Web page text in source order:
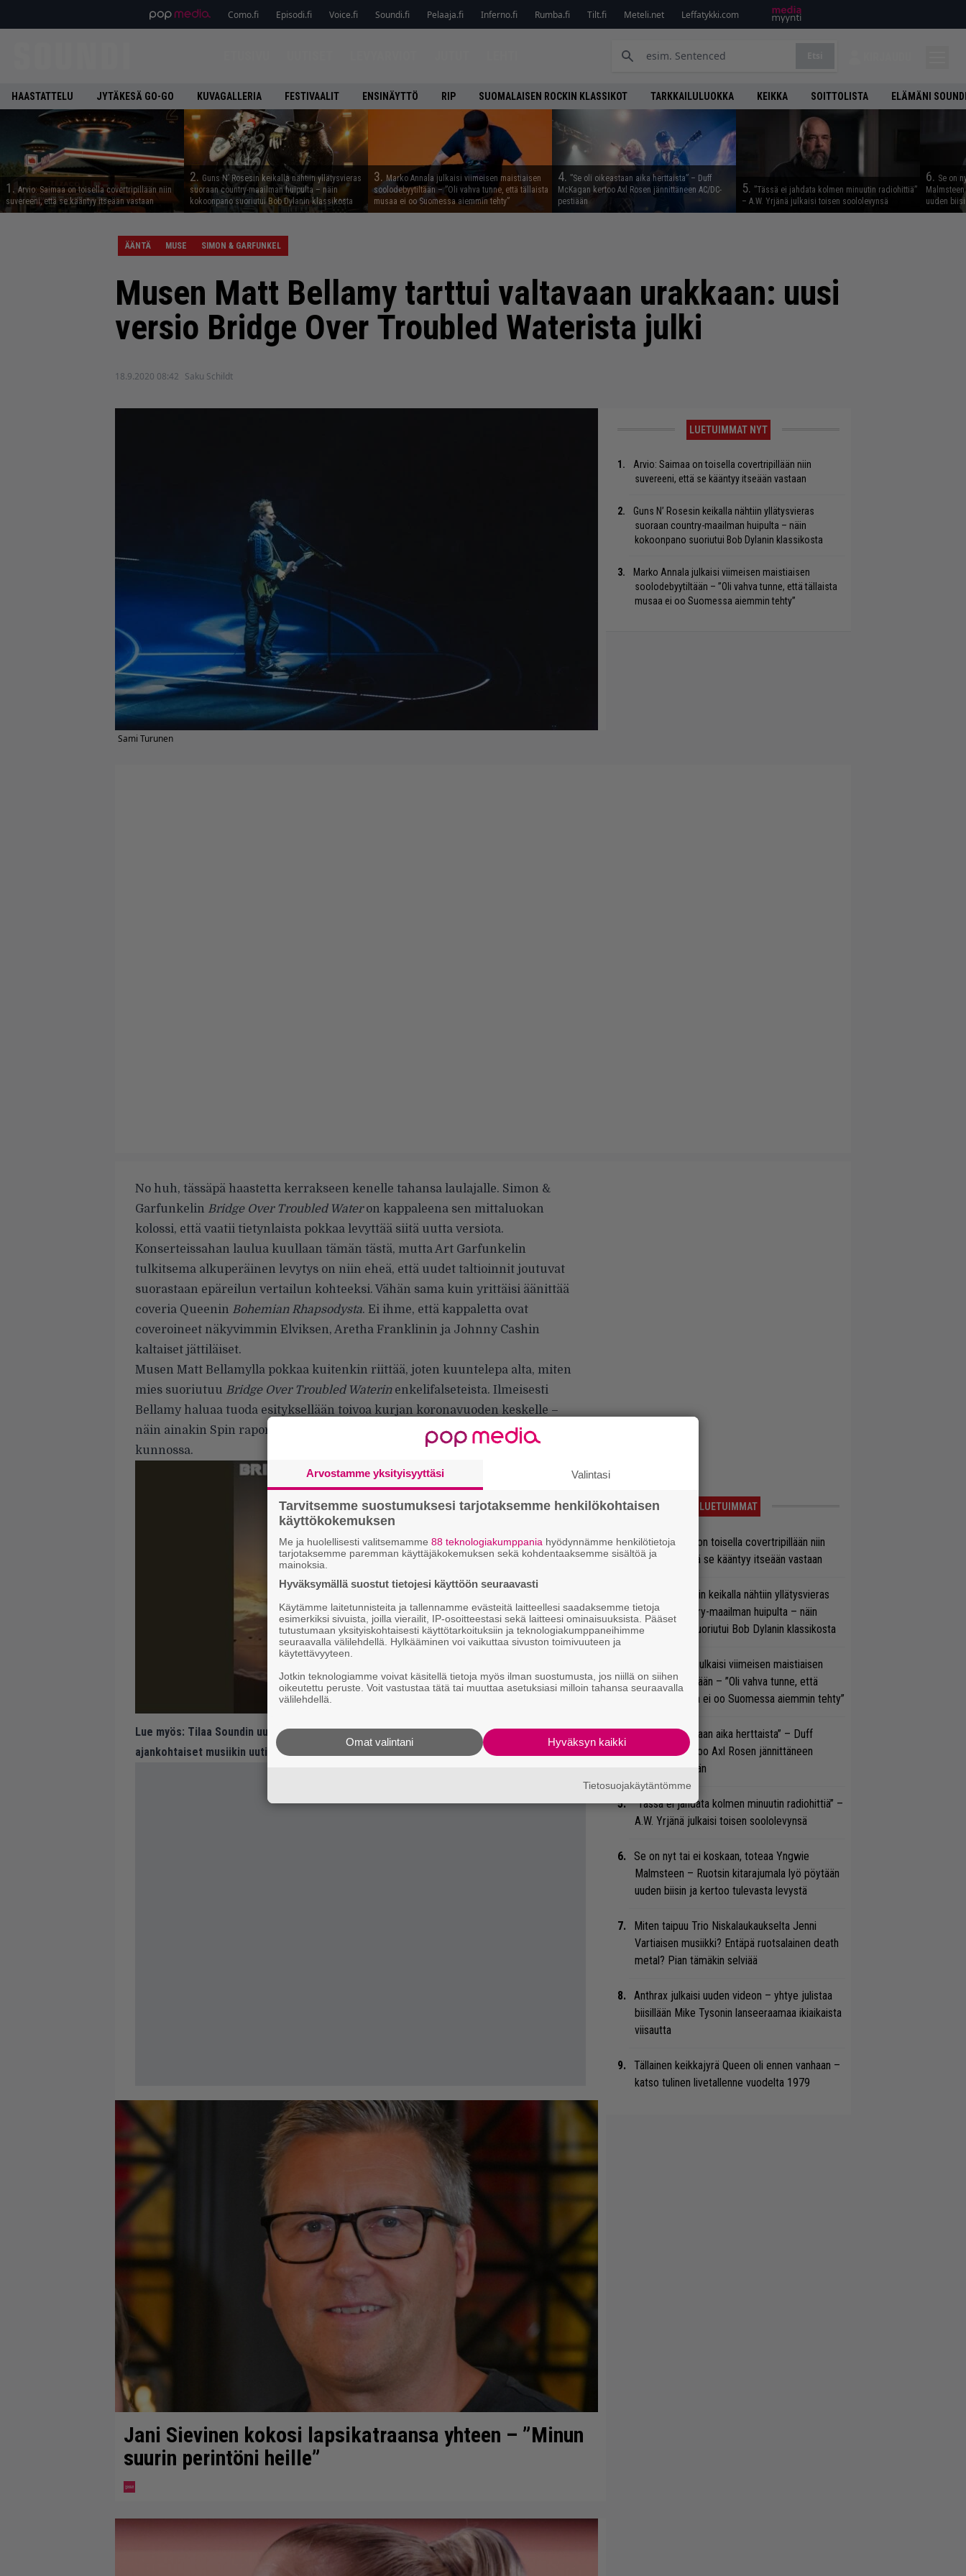
Como.fi Episodi.fi Voice.fi Soundi.fi Pelaaja.fi Inferno.fi Rumba.fi Tilt.fi Meteli.net Leffatykki.com
HAASTATTELU JYTÄKESÄ GO-GO KUVAGALLERIA FESTIVAALIT ENSINÄYTTÖ RIP SUOMALAISEN ROCKIN KLASSIKOT TARKKAILULUOKKA KEIKKA SOITTOLISTA ELÄMÄNI
1. Arvio: Saimaa on toisella covertripillään niin
suvereeni, että se kääntyy itseään vastaan
2. Guns N’ Rosesin keikalla nähtiin yllätysvieras
suoraan country-maailman huipulta – näin
kokoonpano suoriutui Bob Dylanin klassikosta
3. Marko Annala julkaisi viimeisen maistiaisen
soolodebyytiltään – ”Oli vahva tunne, että tällaista
musaa ei oo Suomessa aiemmin tehty”
4. ”Se oli oikeastaan aika herttaista” – Duff
McKagan kertoo Axl Rosen jännittäneen AC/DC-
pestiään
5. ”Tässä ei jahdata kolmen minuutin radiohittiä”
– A.W. Yrjänä julkaisi toisen soololevynsä
6. Se on
uuden
ÄÄNTÄ MUSE SIMON & GARFUNKEL
Musen Matt Bellamy tarttui valtavaan urakkaan: uusi
versio Bridge Over Troubled Waterista julki
18.9.2020 08:42 Saku Schildt
Sami Turunen
LUETUIMMAT NYT
Arvio: Saimaa on toisella covertripillään niin
suvereeni, että se kääntyy itseään vastaan
Guns N’ Rosesin keikalla nähtiin yllätysvieras
suoraan country-maailman huipulta – näin
kokoonpano suoriutui Bob Dylanin klassikosta
Marko Annala julkaisi viimeisen maistiaisen
soolodebyytiltään – ”Oli vahva tunne, että tällaista
musaa ei oo Suomessa aiemmin tehty”
No huh, tässäpä haastetta kerrakseen kenelle tahansa laulajalle. Simon &
Garfunkelin Bridge Over Troubled Wateron kappaleena sen mittaluokan
kolossi, että vaatii tietynlaista pokkaa levyttää siitä uutta versiota.
Konserteissahan laulua kuullaan tämän tästä, mutta Art Garfunkelin
tulkitsema alkuperäinen levytys on niin eheä, että uudet taltioinnit joutuvat
suorastaan epäreilun vertailun kohteeksi. Vähän sama kuin yrittäisi äänittää
coveria Queenin Bohemian Rhapsodysta. Ei ihme, että kappaletta ovat
coveroineet näkyvimmin Elviksen, Aretha Franklinin ja Johnny Cashin
kaltaiset jättiläiset.
Musen Matt Bellamylla pokkaa kuitenkin riittää, joten kuuntelepa alta, miten
mies suoriutuu Bridge Over Troubled Waterinenkelifalseteista. Ilmeisesti
Bellamy haluaa tuoda esityksellään toivoa kurjan koronavuoden keskelle –
näin ainakin Spin raportoi
herran maininneen. Tarkoitusperät ovat siis
kunnossa.
Lue myös: Tilaa Soundin uutiskirje ja tiedät mistä kahvitauolla puhutaan! Nappaa
ajankohtaiset musiikin uutiset ja puheenaiheet suoraan sähköpostiin tästä.
Jani Sievinen kokosi lapsikatraansa yhteen – ”Minun
suurin perintöni heille”
LUETUIMMAT
Arvio: Saimaa on toisella covertripillään niin
suvereeni, että se kääntyy itseään vastaan
Guns N’ Rosesin keikalla nähtiin yllätysvieras
suoraan country-maailman huipulta – näin
kokoonpano suoriutui Bob Dylanin klassikosta
Marko Annala julkaisi viimeisen maistiaisen
soolodebyytiltään – ”Oli vahva tunne, että
tällaista musaa ei oo Suomessa aiemmin tehty”
”Se oli oikeastaan aika herttaista” – Duff
McKagan kertoo Axl Rosen jännittäneen
AC/DC-pestiään
”Tässä ei jahdata kolmen minuutin radiohittiä” –
A.W. Yrjänä julkaisi toisen soololevynsä
Se on nyt tai ei koskaan, toteaa Yngwie
Malmsteen – Ruotsin kitarajumala lyö pöytään
uuden biisin ja kertoo tulevasta levystä
Miten taipuu Trio Niskalaukaukselta Jenni
Vartiaisen musiikki? Entäpä ruotsalainen death
metal? Pian tämäkin selviää
Anthrax julkaisi uuden videon – yhtye julistaa
biisillään Mike Tysonin lanseeraamaa ikiaikaista
viisautta
Tällainen keikkajyrä Queen oli ennen vanhaan –
katso tulinen livetallenne vuodelta 1979
Arvostamme yksityisyyttäsi Valintasi
Tarvitsemme suostumuksesi tarjotaksemme henkilökohtaisen
käyttökokemuksen
Me ja huolellisesti valitsemamme 88 teknologiakumppania hyödynnämme henkilötietoja
tarjotaksemme paremman käyttäjäkokemuksen sekä kohdentaaksemme sisältöä ja
mainoksia.
Hyväksymällä suostut tietojesi käyttöön seuraavasti
Käytämme laitetunnisteita ja tallennamme evästeitä laitteellesi saadaksemme tietoja
esimerkiksi sivuista, joilla vierailit, IP-osoitteestasi sekä laitteesi ominaisuuksista. Pääset
tutustumaan yksityiskohtaisesti käyttötarkoituksiin ja teknologiakumppaneihimme
seuraavalla välilehdellä. Hylkääminen voi vaikuttaa sivuston toimivuuteen ja
käytettävyyteen.
Jotkin teknologiamme voivat käsitellä tietoja myös ilman suostumusta, jos niillä on siihen
oikeutettu peruste. Voit vastustaa tätä tai muuttaa asetuksiasi milloin tahansa seuraavalla
välilehdellä.
Hyväksyn kaikki
Omat valintani
Tietosuojakäytäntömme